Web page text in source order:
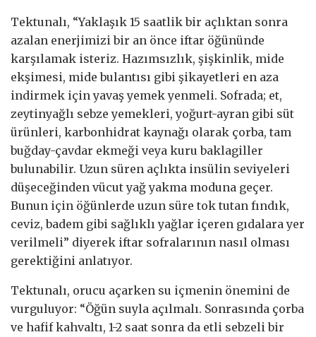
Tektunalı, “Yaklaşık 15 saatlik bir açlıktan sonra
azalan enerjimizi bir an önce iftar öğününde
karşılamak isteriz. Hazımsızlık, şişkinlik, mide
ekşimesi, mide bulantısı gibi şikayetleri en aza
indirmek için yavaş yemek yenmeli. Sofrada; et,
zeytinyağlı sebze yemekleri, yoğurt-ayran gibi süt
ürünleri, karbonhidrat kaynağı olarak çorba, tam
buğday-çavdar ekmeği veya kuru baklagiller
bulunabilir. Uzun süren açlıkta insülin seviyeleri
düşeceğinden vücut yağ yakma moduna geçer.
Bunun için öğünlerde uzun süre tok tutan fındık,
ceviz, badem gibi sağlıklı yağlar içeren gıdalara yer
verilmeli” diyerek iftar sofralarının nasıl olması
gerektiğini anlatıyor.
Tektunalı, orucu açarken su içmenin önemini de
vurguluyor: “Öğün suyla açılmalı. Sonrasında çorba
ve hafif kahvaltı, 1-2 saat sonra da etli sebzeli bir